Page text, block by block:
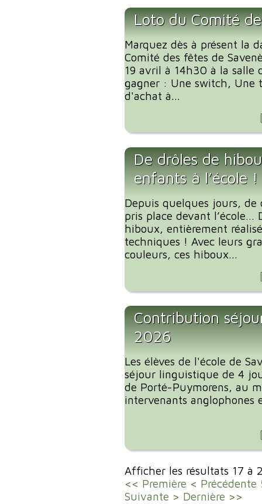
Loto du Comité
Marquez dès à présent la
Comité des fêtes de
19 avril à 14h30 à la salle
gagner : Une switch, Une
d'achat à...
De drôles de
enfants à l’école !
Depuis quelques jours, de
pris place devant l’école…
hiboux, entièrement
techniques ! Avec leurs
couleurs, ces hiboux...
Contribution
2026
Les élèves de l'école de
séjour linguistique de 4
de Porté-Puymorens, au
intervenants anglophones
Afficher les résultats 17 à
<< Première < Précédente
Suivante > Dernière >>